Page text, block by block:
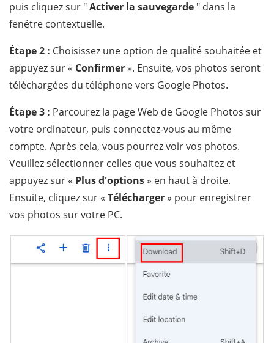
puis cliquez sur "Activer la sauvegarde " dans la
fenêtre contextuelle.
Étape 2 : Choisissez une option de qualité souhaitée et
appuyez sur « Confirmer». Ensuite, vos photos seront
téléchargées du téléphone vers Google Photos.
Étape 3 : Parcourez la page Web de Google Photos sur
votre ordinateur, puis connectez-vous au même
compte. Après cela, vous pourrez voir vos photos.
Veuillez sélectionner celles que vous souhaitez et
appuyez sur « Plus d'options» en haut à droite.
Ensuite, cliquez sur « Télécharger» pour enregistrer
vos photos sur votre PC.